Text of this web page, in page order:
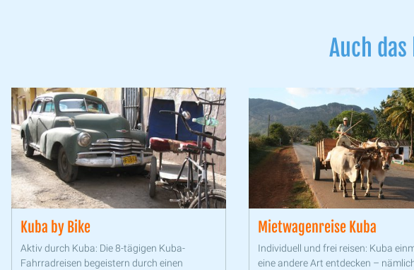
Auch
Kuba by Bike
Aktiv durch Kuba: Die 8-tägigen Kuba-
Fahrradreisen begeistern durch einen
Mietwagenreise Kuba
Individuell und frei reisen: Kuba
eine andere Art entdecken –